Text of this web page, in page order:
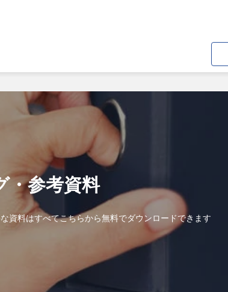
・参考資料
資料はすべてこちらから無料でダウンロードできます